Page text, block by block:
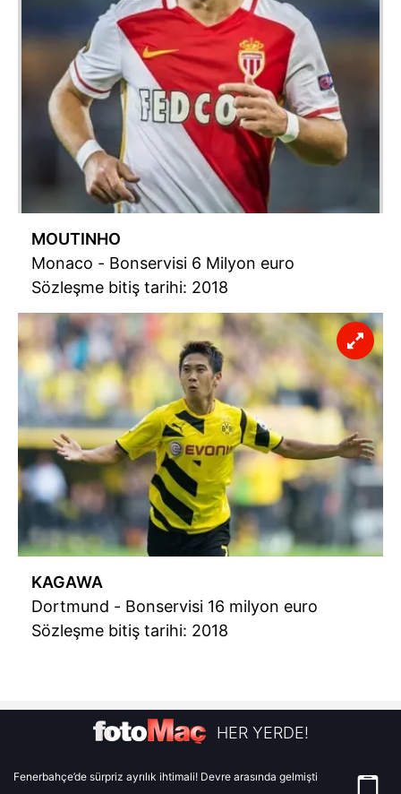
MOUTINHO
Monaco - Bonservisi 6 Milyon euro
Sözleşme bitiş tarihi: 2018
KAGAWA
Dortmund - Bonservisi 16 milyon euro
Sözleşme bitiş tarihi: 2018
HER YERDE!
Fenerbahçe’de sürpriz ayrılık ihtimali! Devre arasında gelmişti